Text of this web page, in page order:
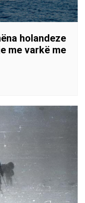
holandeze
me varkë me